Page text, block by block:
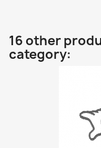
16 other
category: